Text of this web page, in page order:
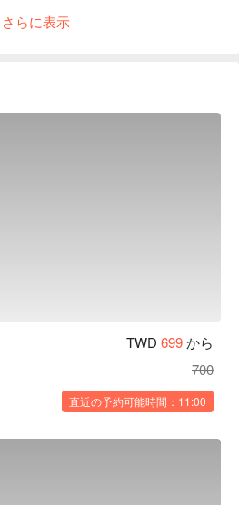
車站點也近在咫尺。
袋寶觀光工場和勞工公園等景點，
您來到高雄地區觀光旅遊、商務洽
旅居文旅高雄一心館住宿方案、旅
さらに表示
TWD 699から
700
直近の予約可能時間：11:00